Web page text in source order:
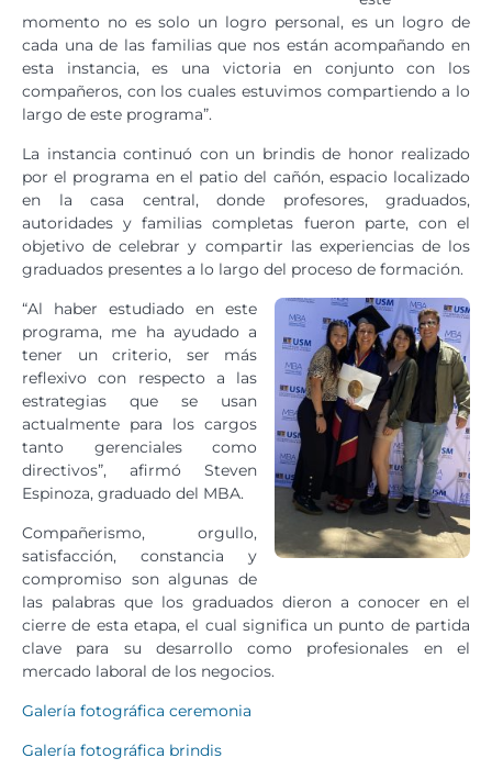
momento no es solo un logro personal, es un logro de
cada una de las familias que nos están acompañando en
esta instancia, es una victoria en conjunto con los
compañeros, con los cuales estuvimos compartiendo a lo
largo de este programa”.
La instancia continuó con un brindis de honor realizado
por el programa en el patio del cañón, espacio localizado
en la casa central, donde profesores, graduados,
autoridades y familias completas fueron parte, con el
objetivo de celebrar y compartir las experiencias de los
graduados presentes a lo largo del proceso de formación.
“Al haber estudiado en este
programa, me ha ayudado a
tener un criterio, ser más
reflexivo con respecto a las
estrategias que se usan
actualmente para los cargos
tanto gerenciales como
directivos”, afirmó Steven
Espinoza, graduado del MBA.
Compañerismo, orgullo,
satisfacción, constancia y
compromiso son algunas de
las palabras que los graduados dieron a conocer en el
cierre de esta etapa, el cual significa un punto de partida
clave para su desarrollo como profesionales en el
mercado laboral de los negocios.
Galería fotográfica ceremonia
Galería fotográfica brindis